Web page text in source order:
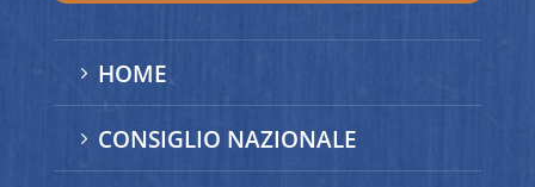
5 HOME
5 CONSIGLIO NAZIONALE